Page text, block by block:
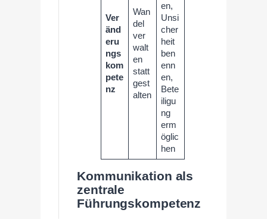
Ver
änd
eru
ngs
kom
pete
nz
Wan
del
ver
walt
en
statt
gest
alten
en,
Unsi
cher
heit
ben
enn
en,
Bete
iligu
ng
erm
öglic
hen
Kommunikation als
zentrale
Führungskompetenz